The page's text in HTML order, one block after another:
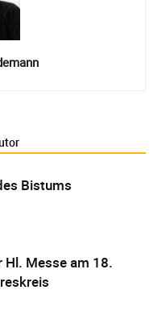
Bistums
Hl. Messe am 18.